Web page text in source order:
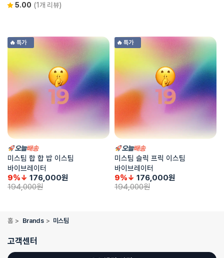
5.00 (1개 리뷰)
🔥 특가
미스팀 합 합 밥 이스팀
바이브레이터
9%↓ 176,000원
194,000원
🔥 특가
미스팀 슬릭 프릭 이스팀
바이브레이터
9%↓ 176,000원
194,000원
홈> Brands> 미스팀
고객센터